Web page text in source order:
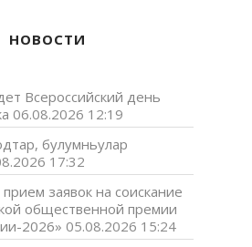
НОВОСТИ
Всероссийский день
06.08.2026 12:19
булумньулар
17:32
заявок на соискание
общественной премии
2026» 05.08.2026 15:24